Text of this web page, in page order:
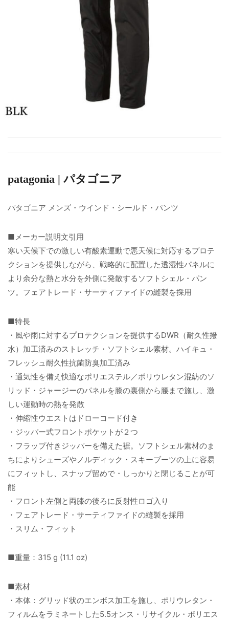
patagonia | パタゴニア
パタゴニア メンズ・ウインド・シールド・パンツ
■メーカー説明文引用
寒い天候下での激しい有酸素運動で悪天候に対応するプロテ
クションを提供しながら、戦略的に配置した透湿性パネルに
より余分な熱と水分を外側に発散するソフトシェル・パン
ツ。フェアトレード・サーティファイドの縫製を採用
■特長
・風や雨に対するプロテクションを提供するDWR（耐久性撥
水）加工済みのストレッチ・ソフトシェル素材。ハイキュ・
フレッシュ耐久性抗菌防臭加工済み
・通気性を備え快適なポリエステル／ポリウレタン混紡のソ
リッド・ジャージーのパネルを膝の裏側から腰まで施し、激
しい運動時の熱を発散
・伸縮性ウエストはドローコード付き
・ジッパー式フロントポケットが２つ
・フラップ付きジッパーを備えた裾。ソフトシェル素材のま
ちによりシューズやノルディック・スキーブーツの上に容易
にフィットし、スナップ留めで・しっかりと閉じることが可
能
・フロント左側と両膝の後ろに反射性ロゴ入り
・フェアトレード・サーティファイドの縫製を採用
・スリム・フィット
■重量：315 g (11.1 oz)
■素材
・本体：グリッド状のエンボス加工を施し、ポリウレタン・
フィルムをラミネートした5.5オンス・リサイクル・ポリエス